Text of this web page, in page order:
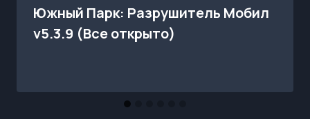
Южный Парк: Разрушитель Мобил
v5.3.9 (Все открыто)